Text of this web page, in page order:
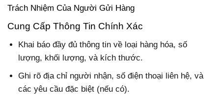
Trách Nhiệm Của Người Gửi Hàng
Cung Cấp Thông Tin Chính Xác
Khai báo đầy đủ thông tin về loại hàng hóa, số
lượng, khối lượng, và kích thước.
Ghi rõ địa chỉ người nhận, số điện thoại liên hệ, và
các yêu cầu đặc biệt (nếu có).